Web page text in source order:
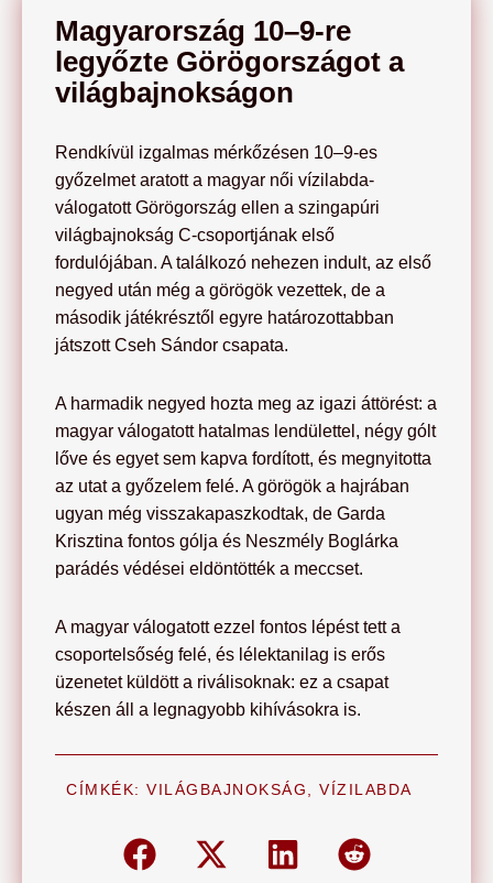
Magyarország 10–9-re
legyőzte Görögországot a
világbajnokságon
Rendkívül izgalmas mérkőzésen 10–9-es
győzelmet aratott a magyar női vízilabda-
válogatott Görögország ellen a szingapúri
világbajnokság C-csoportjának első
fordulójában. A találkozó nehezen indult, az első
negyed után még a görögök vezettek, de a
második játékrésztől egyre határozottabban
játszott Cseh Sándor csapata.
A harmadik negyed hozta meg az igazi áttörést: a
magyar válogatott hatalmas lendülettel, négy gólt
lőve és egyet sem kapva fordított, és megnyitotta
az utat a győzelem felé. A görögök a hajrában
ugyan még visszakapaszkodtak, de Garda
Krisztina fontos gólja és Neszmély Boglárka
parádés védései eldöntötték a meccset.
A magyar válogatott ezzel fontos lépést tett a
csoportelsőség felé, és lélektanilag is erős
üzenetet küldött a riválisoknak: ez a csapat
készen áll a legnagyobb kihívásokra is.
CÍMKÉK: VILÁGBAJNOKSÁG VÍZILABDA